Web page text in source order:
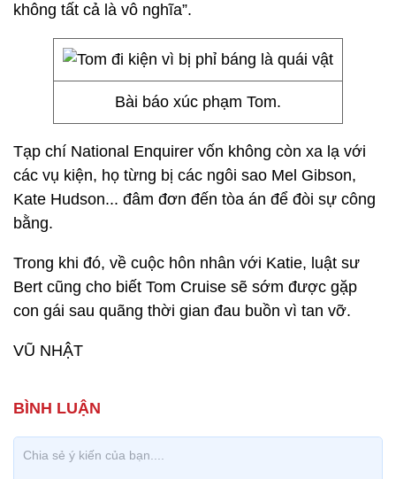
không tất cả là vô nghĩa”.
Bài báo xúc phạm Tom.
Tạp chí National Enquirer vốn không còn xa lạ với
các vụ kiện, họ từng bị các ngôi sao Mel Gibson,
Kate Hudson... đâm đơn đến tòa án để đòi sự công
bằng.
Trong khi đó, về cuộc hôn nhân với Katie, luật sư
Bert cũng cho biết Tom Cruise sẽ sớm được gặp
con gái sau quãng thời gian đau buồn vì tan vỡ.
VŨ NHẬT